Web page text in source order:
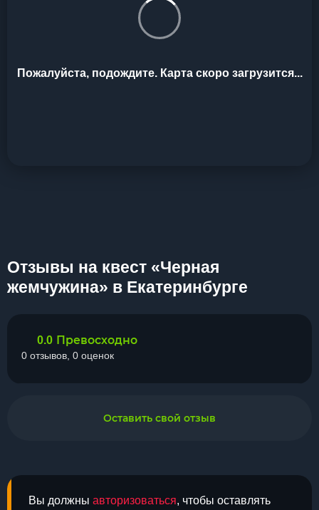
Пожалуйста, подождите. Карта скоро загрузится...
Отзывы на квест «Черная
жемчужина» в Екатеринбурге
Вы должны авторизоваться, чтобы оставлять
0.0 Превосходно
0 отзывов, 0 оценок
Оставить свой отзыв